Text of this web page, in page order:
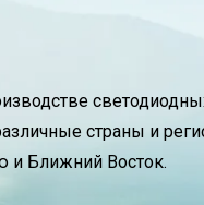
страны и
и Ближний Восток.